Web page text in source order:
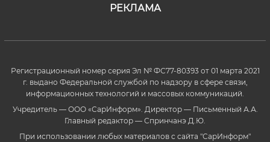
РЕКЛАМА
Регистрационный номер серия Эл № ФС77-80393 от 01 марта 2021
г. выдано Федеральной службой по надзору в сфере связи,
информационных технологий и массовых коммуникаций.
Учредитель — ООО «СарИнформ». Директор — Письменный А.А.
Главный редактор — Спринчанэ Д.Ю.
При использовании любых материалов с сайта "СарИнформ"